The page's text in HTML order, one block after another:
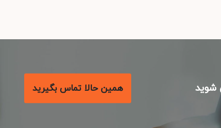
همین حالا تماس بگیرید